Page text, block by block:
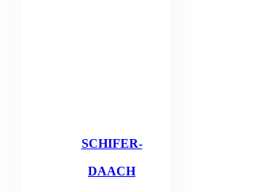
SCHIFER-
DAACH